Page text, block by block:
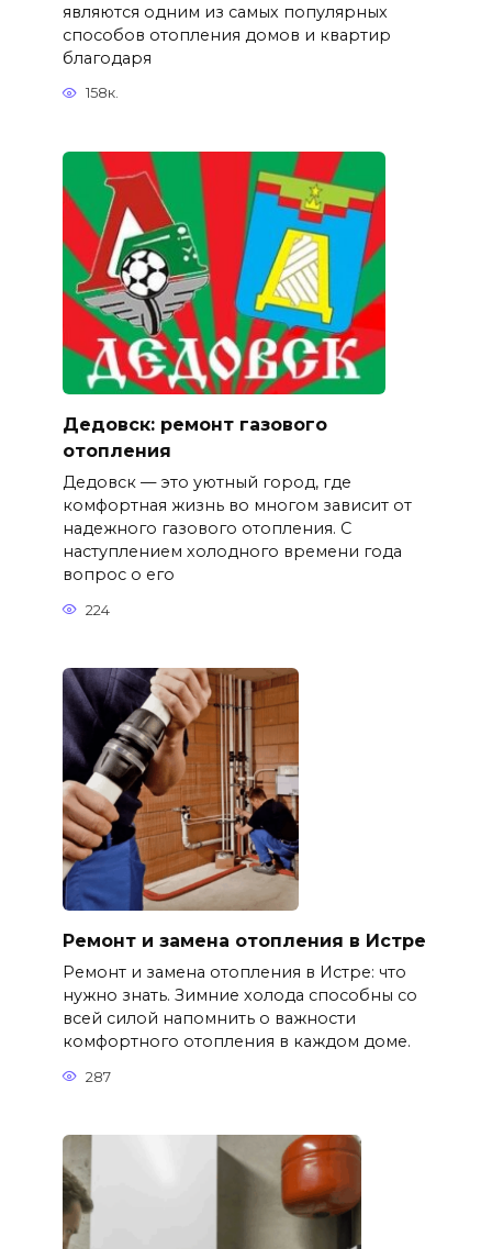
являются одним из самых популярных
способов отопления домов и квартир
благодаря
158к.
Дедовск: ремонт газового
отопления
Дедовск — это уютный город, где
комфортная жизнь во многом зависит от
надежного газового отопления. С
наступлением холодного времени года
вопрос о его
224
Ремонт и замена отопления в Истре
Ремонт и замена отопления в Истре: что
нужно знать. Зимние холода способны со
всей силой напомнить о важности
комфортного отопления в каждом доме.
287